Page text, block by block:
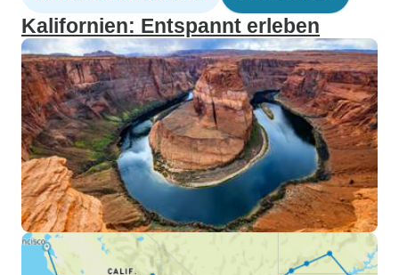
Kalifornien: Entspannt erleben